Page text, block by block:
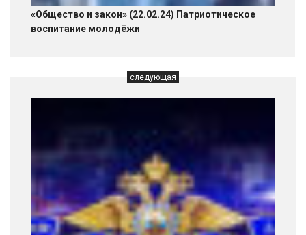
«Общество и закон» (22.02.24) Патриотическое
воспитание молодёжи
следующая